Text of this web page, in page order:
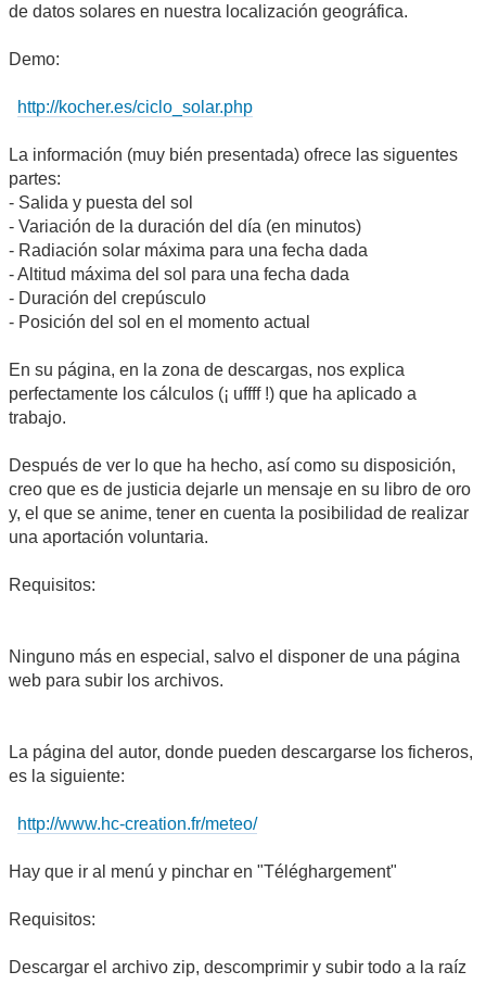
de datos solares en nuestra localización geográfica.
Demo:
http://kocher.es/ciclo_solar.php
La información (muy bién presentada) ofrece las siguentes
partes:
- Salida y puesta del sol
- Variación de la duración del día (en minutos)
- Radiación solar máxima para una fecha dada
- Altitud máxima del sol para una fecha dada
- Duración del crepúsculo
- Posición del sol en el momento actual
En su página, en la zona de descargas, nos explica
perfectamente los cálculos (¡ uffff !) que ha aplicado a
trabajo.
Después de ver lo que ha hecho, así como su disposición,
creo que es de justicia dejarle un mensaje en su libro de oro
y, el que se anime, tener en cuenta la posibilidad de realizar
una aportación voluntaria.
Requisitos:
Ninguno más en especial, salvo el disponer de una página
web para subir los archivos.
La página del autor, donde pueden descargarse los ficheros,
es la siguiente:
http://www.hc-creation.fr/meteo/
Hay que ir al menú y pinchar en "Téléghargement"
Requisitos:
Descargar el archivo zip, descomprimir y subir todo a la raíz